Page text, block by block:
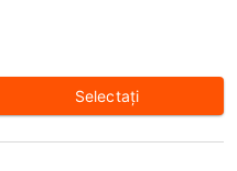
Selectaţi